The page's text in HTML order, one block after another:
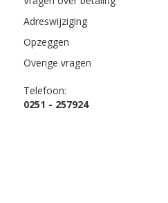
Adreswijziging
Opzeggen
Overige vragen
Telefoon:
0251 - 257924